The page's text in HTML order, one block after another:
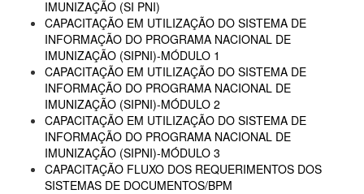
IMUNIZAÇÃO (SI PNI)
CAPACITAÇÃO EM UTILIZAÇÃO DO SISTEMA DE
INFORMAÇÃO DO PROGRAMA NACIONAL DE
IMUNIZAÇÃO (SIPNI)-MÓDULO 1
CAPACITAÇÃO EM UTILIZAÇÃO DO SISTEMA DE
INFORMAÇÃO DO PROGRAMA NACIONAL DE
IMUNIZAÇÃO (SIPNI)-MÓDULO 2
CAPACITAÇÃO EM UTILIZAÇÃO DO SISTEMA DE
INFORMAÇÃO DO PROGRAMA NACIONAL DE
IMUNIZAÇÃO (SIPNI)-MÓDULO 3
CAPACITAÇÃO FLUXO DOS REQUERIMENTOS DOS
SISTEMAS DE DOCUMENTOS/BPM